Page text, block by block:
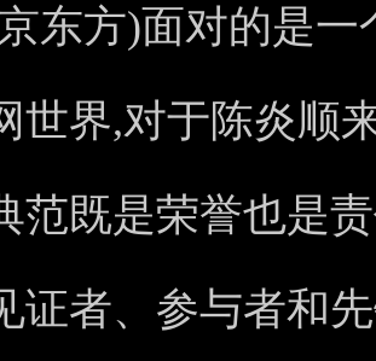
东方)面对的是
世界,对于陈炎顺
范既是荣誉也是
证者、参与者和